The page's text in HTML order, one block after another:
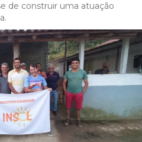
de construir uma atuação